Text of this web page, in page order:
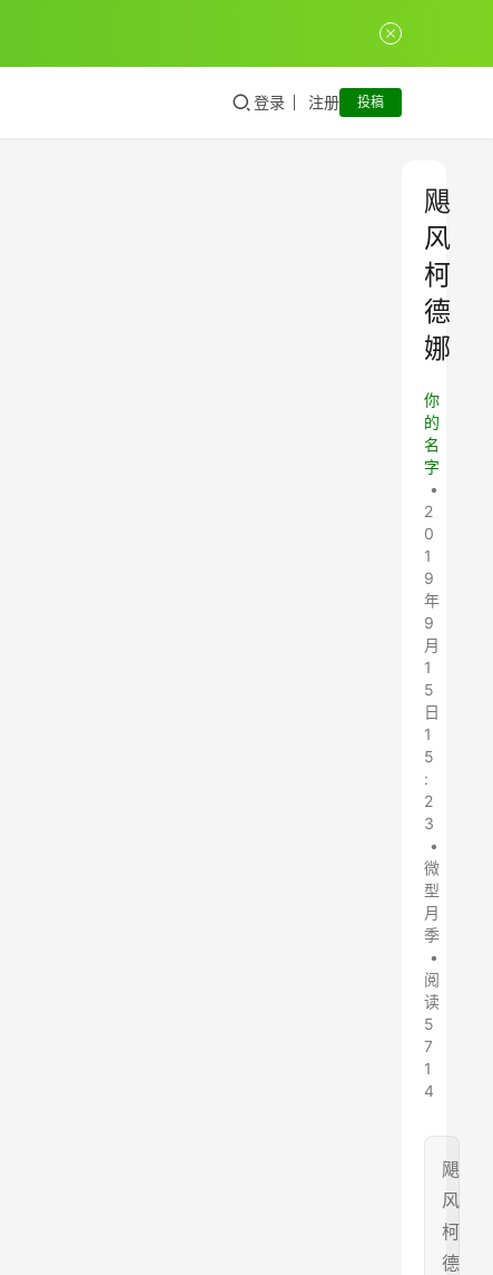
登录 注册 投稿
飓
风
柯
德
娜
你
的
名
字
•
2
0
1
9
年
9
月
1
5
日
1
5
:
2
3
•
微
型
月
季
•
阅
读
5
7
1
4
飓
风
柯
德